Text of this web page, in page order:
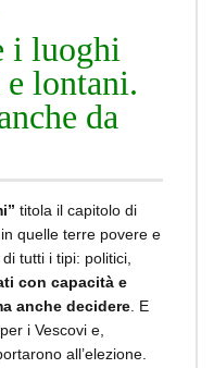
i luoghi
lontani.
da
titola il capitolo di
quelle terre povere e
tutti i tipi: politici,
con capacità e
anche decidere. E
i Vescovi e,
all’elezione.